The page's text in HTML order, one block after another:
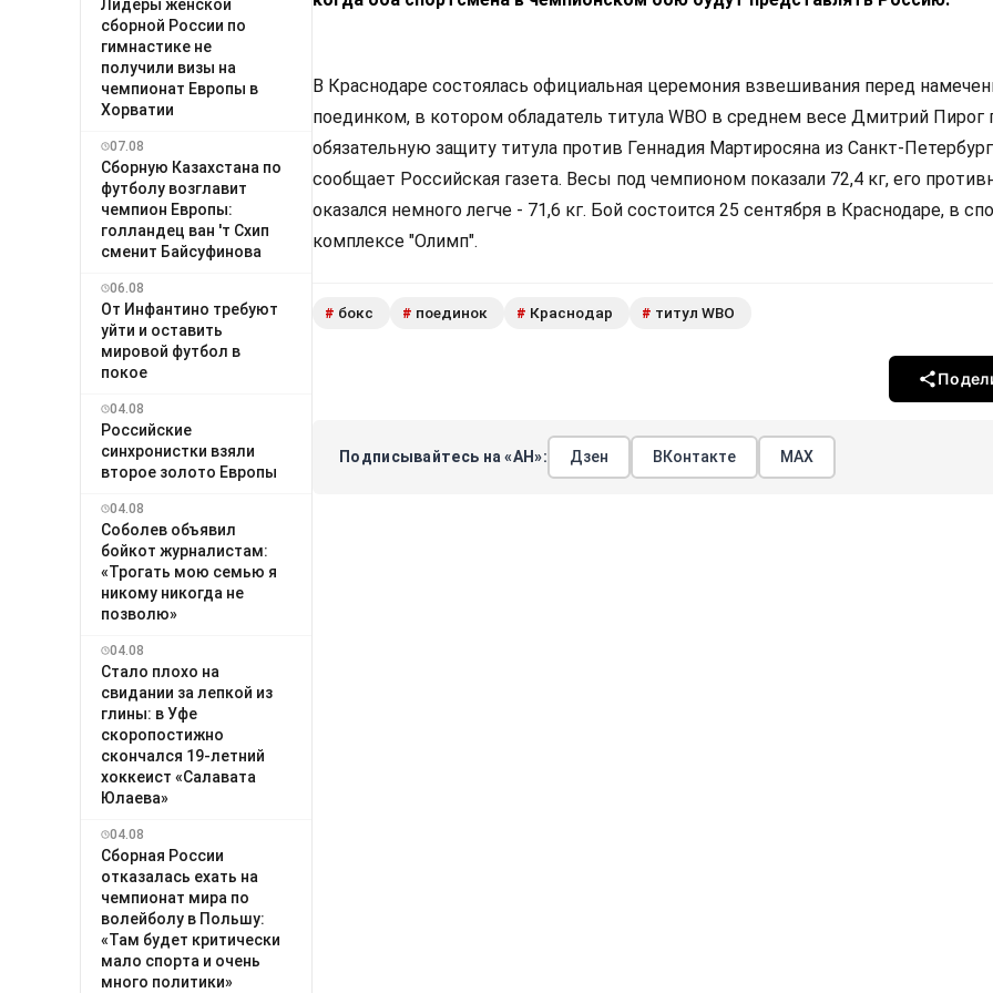
Лидеры женской
сборной России по
гимнастике не
получили визы на
чемпионат Европы в
Хорватии
07.08
Сборную Казахстана по
футболу возглавит
чемпион Европы:
голландец ван 'т Схип
сменит Байсуфинова
06.08
От Инфантино требуют
уйти и оставить
мировой футбол в
покое
04.08
Российские
синхронистки взяли
второе золото Европы
04.08
Соболев объявил
бойкот журналистам:
«Трогать мою семью я
никому никогда не
позволю»
04.08
Стало плохо на
свидании за лепкой из
глины: в Уфе
скоропостижно
скончался 19-летний
хоккеист «Салавата
Юлаева»
04.08
Сборная России
отказалась ехать на
чемпионат мира по
волейболу в Польшу:
«Там будет критически
мало спорта и очень
много политики»
В Краснодаре состоялась официальная церемония взвешивания перед
поединком, в котором обладатель титула WBO в среднем весе Дмитрий Пирог
обязательную защиту титула против Геннадия Мартиросяна из Санкт-
сообщает Российская газета. Весы под чемпионом показали 72,4 кг, его
оказался немного легче - 71,6 кг. Бой состоится 25 сентября в Краснодаре, в
комплексе "Олимп".
# бокс # поединок # Краснодар # титул WBO
Подписывайтесь на «АН»: Дзен ВКонтакте МАХ